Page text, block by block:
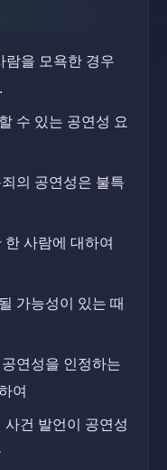
람을 모욕한 경우
수 있는 공연성 요
의 공연성은 불특
사람에 대하여
가능성이 있는 때
연성을 인정하는
여
건 발언이 공연성